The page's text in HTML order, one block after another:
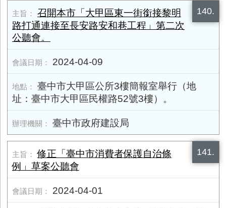
140.
召開本市「大甲區東一街銜接黎明
路打通連接至長安路安和巷工程」第二次
公聽會。
2024-04-09
臺中市大甲區公所3樓簡報室舉行（地
址：臺中市大甲區民權路52號3樓）。
臺中市政府建設局
141.
修正「臺中市消費者保護自治條
例」草案公聽會
2024-04-01